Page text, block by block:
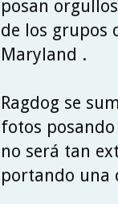
posan
de los grupos
Maryland .
Ragdog se
fotos posando
no será tan
portando una